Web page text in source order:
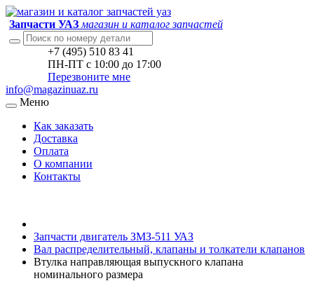
Запчасти УАЗ магазин и каталог запчастей
+7 (495) 510 83 41
ПН-ПТ с 10:00 до 17:00
Перезвоните мне
info@magazinuaz.ru
Меню
Как заказать
Доставка
Оплата
О компании
Контакты
Запчасти двигатель ЗМЗ-511 УАЗ
Вал распределительный, клапаны и толкатели клапанов
Втулка направляющая выпускного клапана
номинального размера